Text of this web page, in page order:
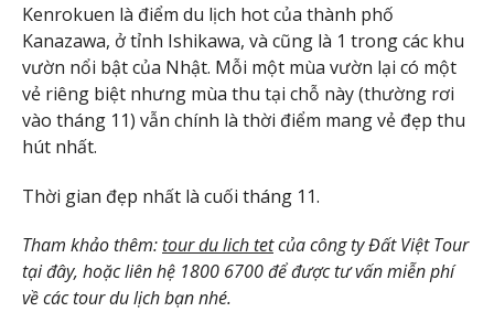
Kenrokuen là điểm du lịch hot của thành phố
Kanazawa, ở tỉnh Ishikawa, và cũng là 1 trong các khu
vườn nổi bật của Nhật. Mỗi một mùa vườn lại có một
vẻ riêng biệt nhưng mùa thu tại chỗ này (thường rơi
vào tháng 11) vẫn chính là thời điểm mang vẻ đẹp thu
hút nhất.
Thời gian đẹp nhất là cuối tháng 11.
Tham khảo thêm:tour du lich tetcủa công ty Đất Việt Tour
tại đây, hoặc liên hệ 1800 6700 để được tư vấn miễn phí
về các tour du lịch bạn nhé.